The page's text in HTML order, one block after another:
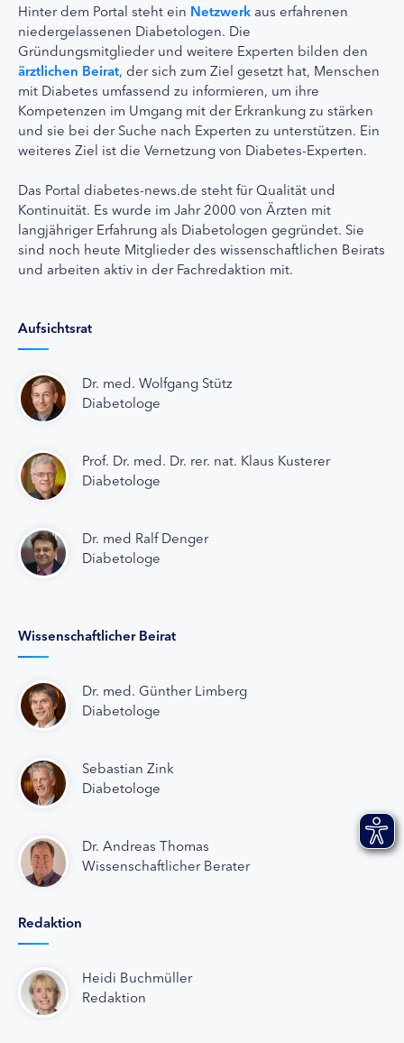
Hinter dem Portal steht ein Netzwerk aus erfahrenen
niedergelassenen Diabetologen. Die
Gründungsmitglieder und weitere Experten bilden den
ärztlichen Beirat, der sich zum Ziel gesetzt hat, Menschen
mit Diabetes umfassend zu informieren, um ihre
Kompetenzen im Umgang mit der Erkrankung zu stärken
und sie bei der Suche nach Experten zu unterstützen. Ein
weiteres Ziel ist die Vernetzung von Diabetes-Experten.
Das Portal diabetes-news.de steht für Qualität und
Kontinuität. Es wurde im Jahr 2000 von Ärzten mit
langjähriger Erfahrung als Diabetologen gegründet. Sie
sind noch heute Mitglieder des wissenschaftlichen Beirats
und arbeiten aktiv in der Fachredaktion mit.
Aufsichtsrat
Dr. med. Wolfgang Stütz
Diabetologe
Prof. Dr. med. Dr. rer. nat. Klaus Kusterer
Diabetologe
Dr. med Ralf Denger
Diabetologe
Wissenschaftlicher Beirat
Dr. med. Günther Limberg
Diabetologe
Sebastian Zink
Diabetologe
Dr. Andreas Thomas
Wissenschaftlicher Berater
Redaktion
Heidi Buchmüller
Redaktion